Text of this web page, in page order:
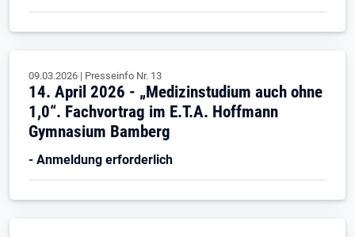
09.03.2026 | Presseinfo Nr. 13
14. April 2026 - „Medizinstudium auch ohne
1,0“. Fachvortrag im E.T.A. Hoffmann
Gymnasium Bamberg
- Anmeldung erforderlich